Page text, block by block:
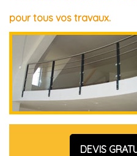
pour tous vos travaux.
DEVIS